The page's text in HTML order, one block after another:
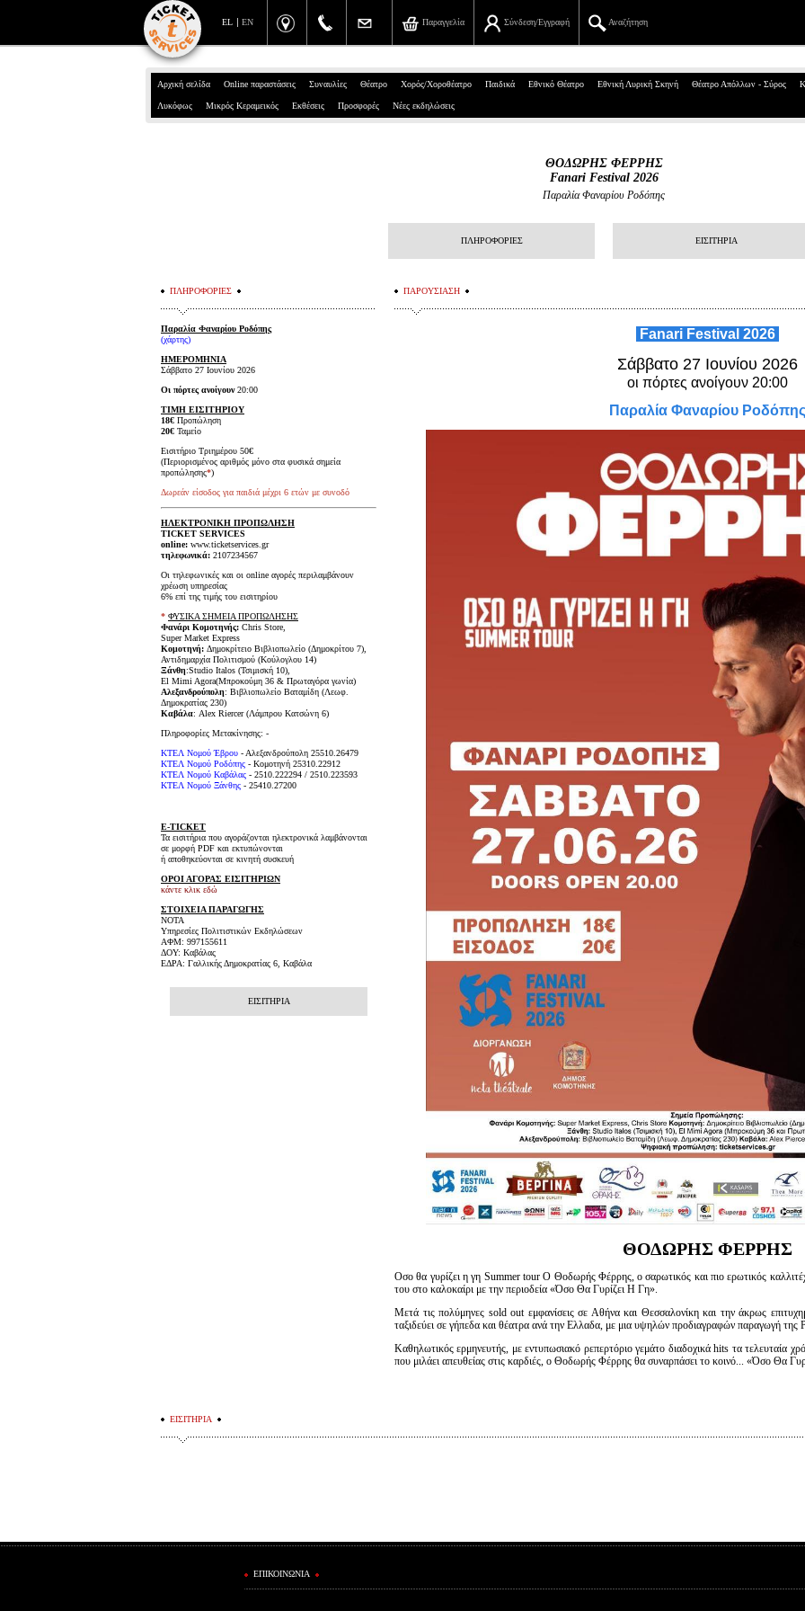
EN
EL Αναζήτηση
Σύνδεση/Εγγραφή
Παραγγελία
Πανεπιστημίου 39, Αθήνα
Σύνδεση/Εγγραφή
Παραγγελία
Είσοδος διαχειριστή
Αρχική σελίδα Online παραστάσεις Συναυλίες Θέατρο Χορός/Χοροθέατρο Παιδικά Εθνικό Θέατρο Εθνική Λυρική Σκηνή Θέατρο Απόλλων - Σύρος
Λυκόφως Μικρός Κεραμεικός Εκθέσεις Προσφορές Νέες εκδηλώσεις
ΘΟΔΩΡΗΣ ΦΕΡΡΗΣ
Fanari Festival 2026
Παραλία Φαναρίου Ροδόπης
ΠΛΗΡΟΦΟΡΙΕΣ ΕΙΣΙΤΗΡΙΑ
ΠΑΡΟΥΣΙΑΣΗ
Fanari Festival 2026
Σάββατο 27 Ιουνίου 2026
οι πόρτες ανοίγουν 20:00
Παραλία Φαναρίου Ροδόπης
ΘΟΔΩΡΗΣ ΦΕΡΡΗΣ
Οσο θα γυρίζει η γη Summer tour Ο Θοδωρής Φέρρης, o σαρωτικός και πιο ερωτικός
του στο καλοκαίρι με την περιοδεία «Όσο Θα Γυρίζει Η Γη».
Μετά τις πολύμηνες sold out εμφανίσεις σε Αθήνα και Θεσσαλονίκη και την άκρως
ταξιδεύει σε γήπεδα και θέατρα ανά την Ελλαδα, με μια υψηλών προδιαγραφών παραγωγή
Καθηλωτικός ερμηνευτής, με εντυπωσιακό ρεπερτόριο γεμάτο διαδοχικά hits τα τελευταία
που μιλάει απευθείας στις καρδιές, ο Θοδωρής Φέρρης θα συναρπάσει το κοινό... «Όσο Θα
ΠΛΗΡΟΦΟΡΙΕΣ
Παραλία Φαναρίου Ροδόπης
(χάρτης)
ΗΜΕΡΟΜΗΝΙΑ
Σάββατο 27 Ιουνίου 2026
Οι πόρτες ανοίγουν20:00
ΤΙΜΗ ΕΙΣΙΤΗΡΙΟΥ
18€ Προπώληση
20€ Ταμείο
Εισιτήριο Τριημέρου 50€
(Περιορισμένος αριθμός μόνο στα φυσικά σημεία
προπώλησης*)
Δωρεάν είσοδος για παιδιά μέχρι 6 ετών με συνοδό
ΗΛΕΚΤΡΟΝΙΚΗ ΠΡΟΠΩΛΗΣΗ
TICKET SERVICES
online: www.ticketservices.gr
τηλεφωνικά: 2107234567
Οι τηλεφωνικές και οι online αγορές περιλαμβάνουν
χρέωση υπηρεσίας
6% επί της τιμής του εισιτηρίου
* ΦΥΣΙΚΑ ΣΗΜΕΙΑ ΠΡΟΠΩΛΗΣΗΣ
Φανάρι Κομοτηνής: Chris Store,
Super Market Express
Κομοτηνή: Δημοκρίτειο Βιβλιοπωλείο (Δημοκρίτου 7),
Αντιδημαρχία Πολιτισμού (Κούλογλου 14)
Ξάνθη:Studio Italos (Τσιμισκή 10),
Εl Mimi Agora(Μπροκούμη 36 & Πρωταγόρα γωνία)
Αλεξανδρούπολη: Βιβλιοπωλείο Βαταμίδη (Λεωφ.
Δημοκρατίας 230)
Καβάλα: Alex Riercer (Λάμπρου Κατσώνη 6)
Πληροφορίες Μετακίνησης: -
ΚΤΕΛ Νομού Έβρου - Αλεξανδρούπολη 25510.26479
ΚΤΕΛ Νομού Ροδόπης - Κομοτηνή 25310.22912
ΚΤΕΛ Νομού Καβάλας - 2510.222294 / 2510.223593
ΚΤΕΛ Νομού Ξάνθης - 25410.27200
E-TICKET
Τα εισιτήρια που αγοράζονται ηλεκτρονικά λαμβάνονται
σε μορφή PDF και εκτυπώνονται
ή αποθηκεύονται σε κινητή συσκευή
ΟΡΟΙ ΑΓΟΡΑΣ ΕΙΣΙΤΗΡΙΩΝ
κάντε κλικ εδώ
ΣΤΟΙΧΕΙΑ ΠΑΡΑΓΩΓΗΣ
NOTA
Υπηρεσίες Πολιτιστικών Εκδηλώσεων
ΑΦΜ: 997155611
ΔΟΥ: Καβάλας
ΕΔΡΑ: Γαλλικής Δημοκρατίας 6, Καβάλα
ΕΙΣΙΤΗΡΙΑ
ΕΙΣΙΤΗΡΙΑ
ΕΠΙΚΟΙΝΩΝΙΑ